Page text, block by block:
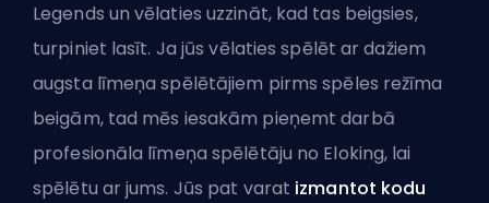
Legends un vēlaties uzzināt, kad tas beigsies,
turpiniet lasīt. Ja jūs vēlaties spēlēt ar dažiem
augsta līmeņa spēlētājiem pirms spēles režīma
beigām, tad mēs iesakām pieņemt darbā
profesionāla līmeņa spēlētāju no Eloking, lai
spēlētu ar jums. Jūs pat varat izmantot kodu